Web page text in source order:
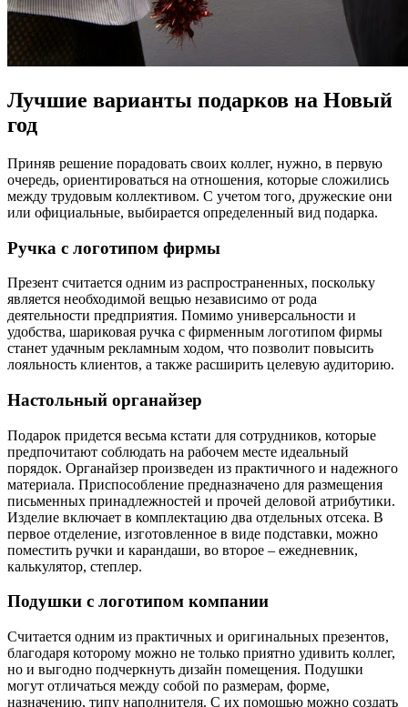
Лучшие варианты подарков на Новый
год
Приняв решение порадовать своих коллег, нужно, в первую
очередь, ориентироваться на отношения, которые сложились
между трудовым коллективом. С учетом того, дружеские они
или официальные, выбирается определенный вид подарка.
Ручка с логотипом фирмы
Презент считается одним из распространенных, поскольку
является необходимой вещью независимо от рода
деятельности предприятия. Помимо универсальности и
удобства, шариковая ручка с фирменным логотипом фирмы
станет удачным рекламным ходом, что позволит повысить
лояльность клиентов, а также расширить целевую аудиторию.
Настольный органайзер
Подарок придется весьма кстати для сотрудников, которые
предпочитают соблюдать на рабочем месте идеальный
порядок. Органайзер произведен из практичного и надежного
материала. Приспособление предназначено для размещения
письменных принадлежностей и прочей деловой атрибутики.
Изделие включает в комплектацию два отдельных отсека. В
первое отделение, изготовленное в виде подставки, можно
поместить ручки и карандаши, во второе – ежедневник,
калькулятор, степлер.
Подушки с логотипом компании
Считается одним из практичных и оригинальных презентов,
благодаря которому можно не только приятно удивить коллег,
но и выгодно подчеркнуть дизайн помещения. Подушки
могут отличаться между собой по размерам, форме,
назначению, типу наполнителя. С их помощью можно создать